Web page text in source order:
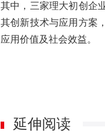
其中，三家理大初创企
其创新技术与应用方案
应用价值及社会效益。
延伸阅读